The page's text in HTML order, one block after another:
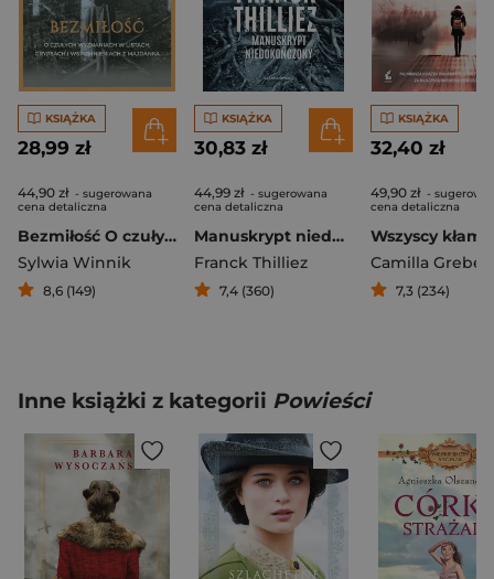
KSIĄŻKA
28,99 zł
44,90 zł - sugerowana
cena detaliczna
Bezmiłość O czułych wyznaniach w listach, grypsach i wspomnieniach z Majdanka
Sylwia Winnik
8,6 (149)
KSIĄŻKA
30,83 zł
44,99 zł - sugerowana
cena detaliczna
Manuskrypt niedokończony
Franck Thilliez
7,4 (360)
KSIĄŻKA
32,40 zł
49,90 zł -
cena detaliczna
Wszyscy
Camilla Grebe
7,3 (234)
Inne książki z kategorii Powieści